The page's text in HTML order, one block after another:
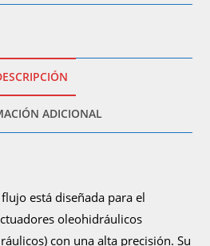
ADICIONAL
está diseñada para el
oleohidráulicos
con una alta precisión. Su